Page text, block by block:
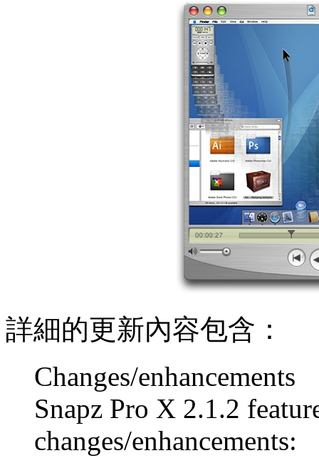
詳細的更新內容包含：
Changes/enhancements
Snapz Pro X 2.1.2
changes/enhancements: